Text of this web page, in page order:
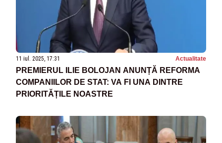
11 iul. 2025, 17:31 Actualitate
PREMIERUL ILIE BOLOJAN ANUNȚĂ REFORMA
COMPANIILOR DE STAT: VA FI UNA DINTRE
PRIORITĂȚILE NOASTRE